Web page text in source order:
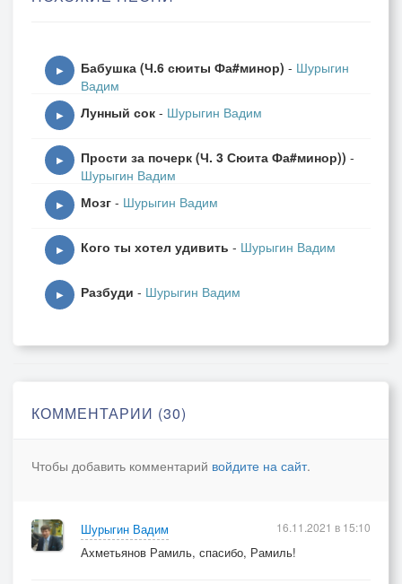
На парапетах и в нишах
Слушают тише чем мыши
Танго гремучей змеи.
Коллаборационисты
С виду белы и пушисты,
Но станут злы и ершисты
Нет ни малейшего шанса,
▶ Бабушка (Ч.6 сюиты Фа#минор) - Шурыгин
Вадим
▶ Лунный сок - Шурыгин Вадим
▶ Прости за почерк (Ч. 3 Сюита Фа#минор)) -
Шурыгин Вадим
▶ Мозг - Шурыгин Вадим
▶ Кого ты хотел удивить - Шурыгин Вадим
▶ Разбуди - Шурыгин Вадим
КОММЕНТАРИИ (30)
Чтобы добавить комментарий войдите на сайт.
Шурыгин Вадим
Ахметьянов Рамиль, спасибо, Рамиль!
16.11.2021 в 15:10